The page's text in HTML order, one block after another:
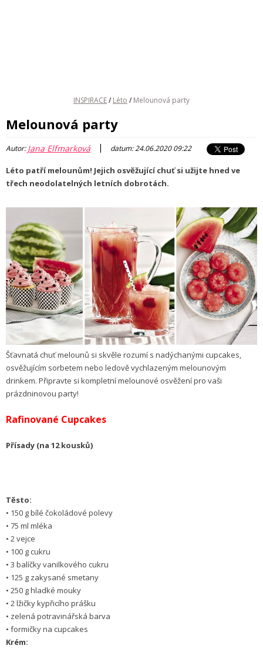
INSPIRACE/ Léto / Melounová party
Melounová party
Autor:Jana Elfmarková | datum: 24.06.2020 09:22
Léto patří melounům! Jejich osvěžující chuť si užijte hned ve
třech neodolatelných letních dobrotách.
Šťavnatá chuť melounů si skvěle rozumí s nadýchanými cupcakes,
osvěžujícím sorbetem nebo ledově vychlazeným melounovým
drinkem. Připravte si kompletní melounové osvěžení pro vaši
prázdninovou party!
Rafinované Cupcakes
Přísady (na 12 kousků)
Těsto:
• 150 g bílé čokoládové polevy
• 75 ml mléka
• 2 vejce
• 100 g cukru
• 3 balíčky vanilkového cukru
• 125 g zakysané smetany
• 250 g hladké mouky
• 2 lžičky kypřicího prášku
• zelená potravinářská barva
• formičky na cupcakes
Krém: